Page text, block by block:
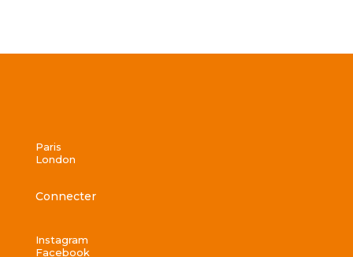
Paris
London
Connecter
Instagram
Facebook